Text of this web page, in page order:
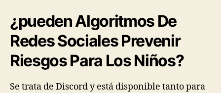
¿pueden Algoritmos De
Redes Sociales Prevenir
Riesgos Para Los Niños?
Se trata de Discord y está disponible tanto para